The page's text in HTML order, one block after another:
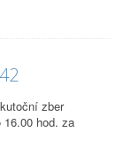
zber
hod. za